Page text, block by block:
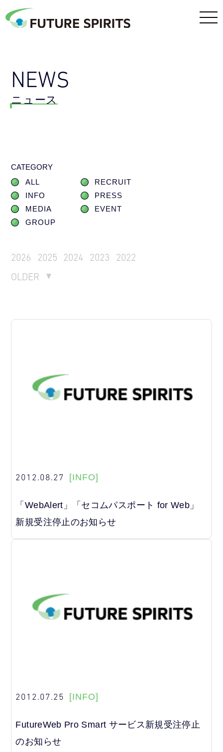
NEWS
ニュース
CATEGORY
ALL
RECRUIT
INFO
PRESS
MEDIA
EVENT
GROUP
2026 2025 2024 2023
2022
OLDER
2012.08.27 [INFO]
「WebAlert」「セコムパスポート for Web」
新規受注停止のお知らせ
2012.07.25 [INFO]
FutureWeb Pro Smart サービス新規受注停止
のお知らせ